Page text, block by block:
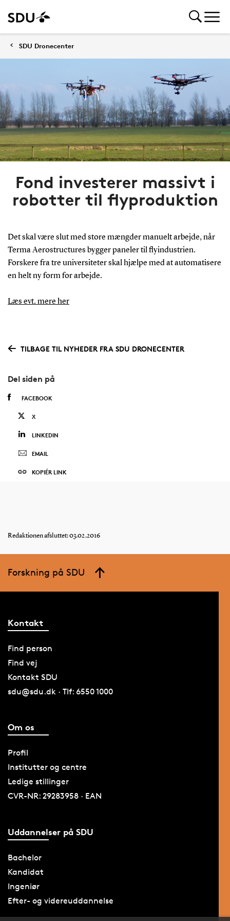
SDU Dronecenter
Fond investerer massivt i
robotter til flyproduktion
Det skal være slut med store mængder manuelt arbejde, når
Terma Aerostructures bygger paneler til flyindustrien.
Forskere fra tre universiteter skal hjælpe med at automatisere
en helt ny form for arbejde.
Læs evt. mere her
TILBAGE TIL NYHEDER FRA SDU DRONECENTER
Del siden på
FACEBOOK
X
LINKEDIN
EMAIL
KOPIÉR LINK
Redaktionen afsluttet: 03.02.2016
Forskning på SDU
Kontakt
Find person
Find vej
Kontakt SDU
sdu@sdu.dk · Tlf: 6550 1000
Om os
Profil
Institutter og centre
Ledige stillinger
CVR-NR: 29283958 · EAN
Uddannelser på SDU
Bachelor
Kandidat
Ingeniør
Efter- og videreuddannelse